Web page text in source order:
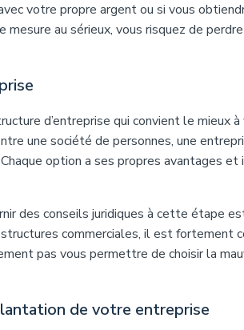
votre propre argent ou si vous
au sérieux, vous risquez de
d’entreprise qui convient le mieux
une société de personnes, une
option a ses propres avantages et
des conseils juridiques à cette étape
commerciales, il est fortement
pas vous permettre de choisir la
de votre entreprise